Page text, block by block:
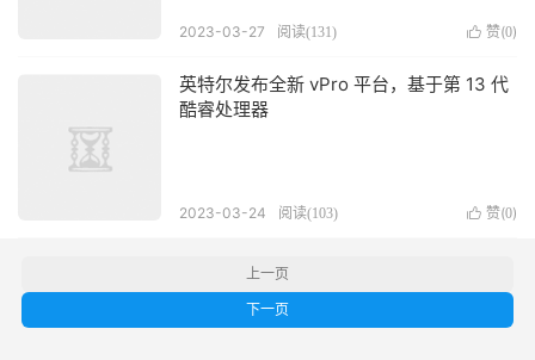
 赞(0)
2023-03-27 阅读(131)
英特尔发布全新 vPro 平台，基于第 13 代
酷睿处理器
 赞(0)
2023-03-24 阅读(103)
上一页
下一页